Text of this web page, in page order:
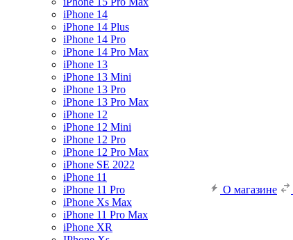
iPhone 14
iPhone 14 Plus
iPhone 14 Pro
iPhone 14 Pro Max
iPhone 13
iPhone 13 Mini
iPhone 13 Pro
iPhone 13 Pro Max
iPhone 12
iPhone 12 Mini
iPhone 12 Pro
iPhone 12 Pro Max
iPhone SE 2022
iPhone 11
iPhone 11 Pro
iPhone Xs Max
iPhone 11 Pro Max
iPhone XR
О магазине